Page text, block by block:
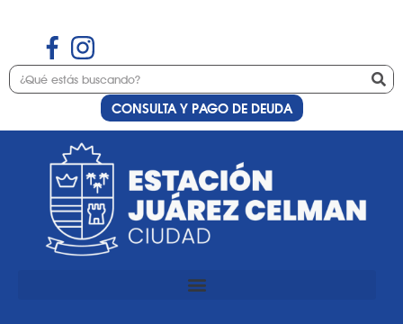
CONSULTA Y PAGO DE DEUDA